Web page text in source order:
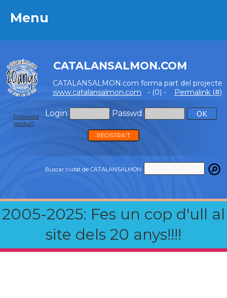
Menu
CATALANSALMON.COM
CATALANSALMON.com forma part del projecte
www.catalansalmon.com - (0) - Permalink (#)
Login Passwd
Password
perdut?
REGISTRA'T
Buscar ciutat de CATALANSALMON:
2005-2025: Fes un cop d'ull al
site dels 20 anys!!!!
Menu